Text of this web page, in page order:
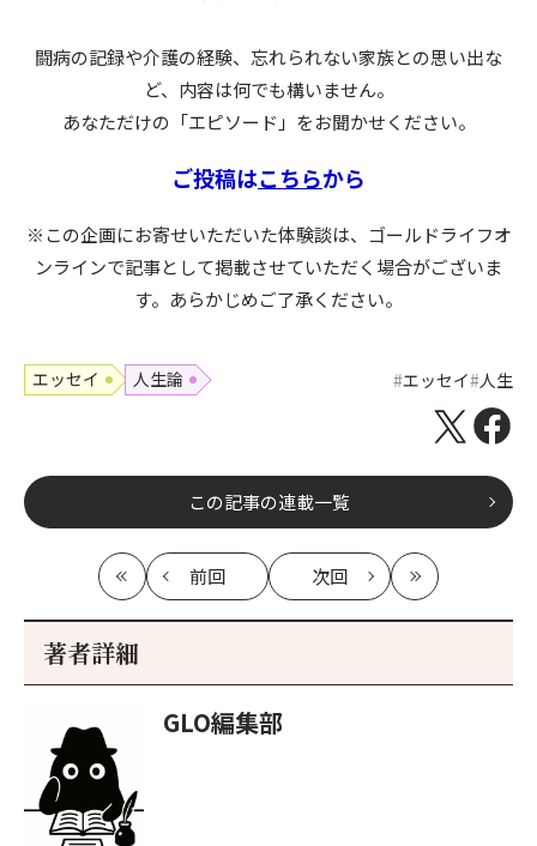
闘病の記録や介護の経験、忘れられない家族との思い出な
ど、内容は何でも構いません。
あなただけの「エピソード」をお聞かせください。
ご投稿はこちらから
※この企画にお寄せいただいた体験談は、ゴールドライフオ
ンラインで記事として掲載させていただく場合がございま
す。あらかじめご了承ください。
エッセイ 人生論 エッセイ 人生
この記事の連載一覧
最
初
前回
記
次回
記
最
新
著者詳細
GLO編集部